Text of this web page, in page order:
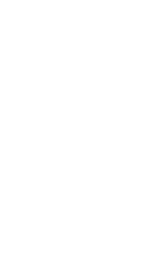
或出售違禁、軍事
受管制物質、身分
路釣魚、任何形式
財產侵權和其他類
傷害或監視他人，
攝影、數位內容
用的法律與規章使
用，不得用於或存
業內部存取，不得
並未與您同住的家
不得存取、使用或